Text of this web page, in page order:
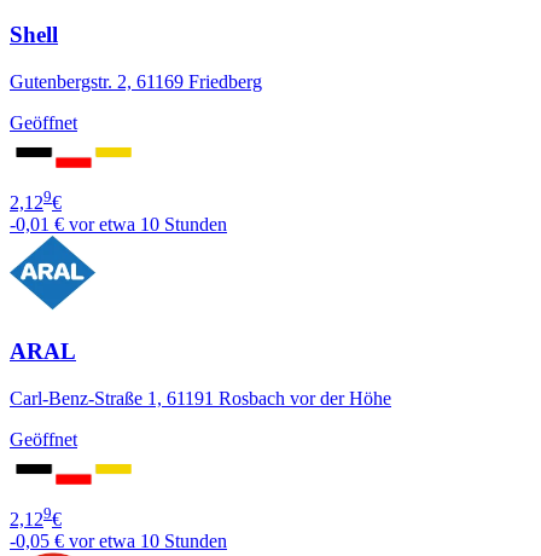
Shell
Gutenbergstr. 2, 61169 Friedberg
Geöffnet
2,129€
-0,01 € vor etwa 10 Stunden
ARAL
Carl-Benz-Straße 1, 61191 Rosbach vor der Höhe
Geöffnet
2,129€
-0,05 € vor etwa 10 Stunden